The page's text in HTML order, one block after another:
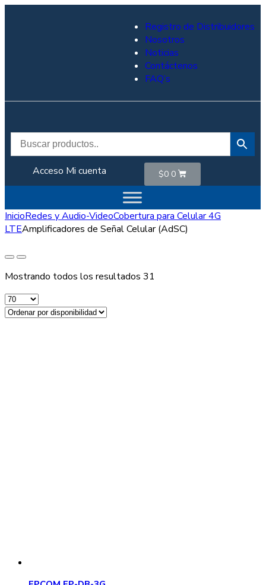
Registro de Distribuidores
Nosotros
Noticias
Contáctenos
FAQ’s
Acceso Mi cuenta $0 0
InicioRedes y Audio-VideoCobertura para Celular 4G
LTEAmplificadores de Señal Celular (AdSC)
Mostrando todos los resultados 31